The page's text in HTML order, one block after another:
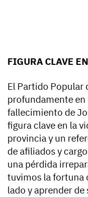
FIGURA CLAVE
El Partido Popular
profundamente
fallecimiento de
figura clave en la
provincia y un
de afiliados y
una pérdida
tuvimos la fortuna
lado y aprender de